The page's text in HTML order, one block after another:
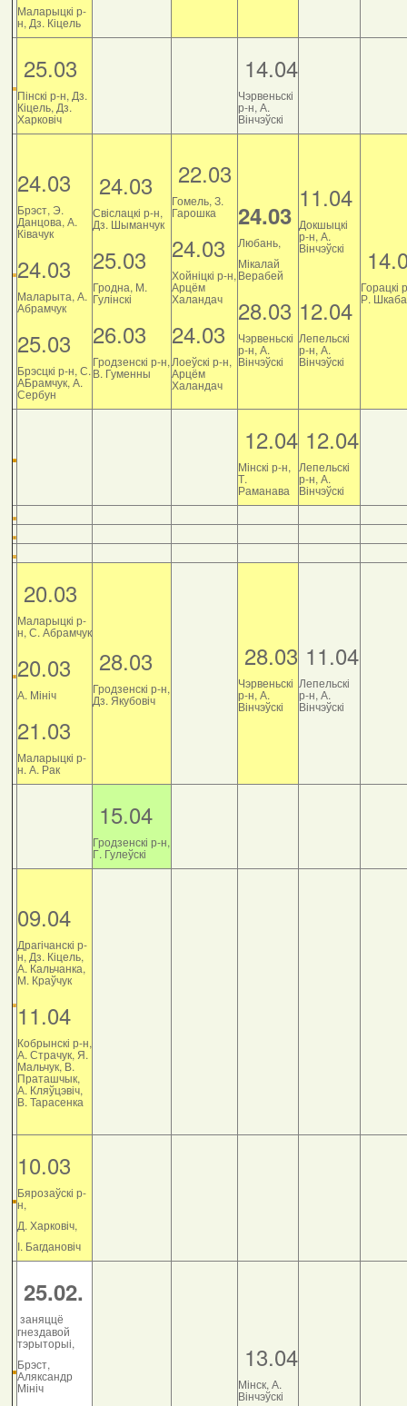
Маларыцкі р-
н, Дз. Кіцель
25.03
Пінскі р-н, Дз.
Кіцель, Дз.
Харковіч
14.04
Чэрвеньскі
р-н, А.
Вінчэўскі
24.03
Брэст, Э.
Данцова, А.
Ківачук
24.03
Маларыта, А.
Абрамчук
25.03
Брэсцкі р-н, С.
АБрамчук, А.
Сербун
24.03
Свіслацкі р-н,
Дз. Шыманчук
25.03
Гродна, М.
Гулінскі
26.03
Гродзенскі р-н,
В. Гуменны
22.03
Гомель, З.
Гарошка
24.03
Хойніцкі р-н,
Арцём
Халандач
24.03
Лоеўскі р-н,
Арцём
Халандач
24.03
Любань,
Мікалай
Верабей
28.03
Чэрвеньскі
р-н, А.
Вінчэўскі
11.04
Докшыцкі
р-н, А.
Вінчэўскі
12.04
Лепельскі
р-н, А.
Вінчэўскі
Горацкі
Р.
12.04
Мінскі р-н,
Т.
Раманава
12.04
Лепельскі
р-н, А.
Вінчэўскі
20.03
Маларыцкі р-
н, С. Абрамчук
20.03
А. Мініч
21.03
Маларыцкі р-
н. А. Рак
28.03
Гродзенскі р-н,
Дз. Якубовіч
28.03
Чэрвеньскі
р-н, А.
Вінчэўскі
11.04
Лепельскі
р-н, А.
Вінчэўскі
15.04
Гродзенскі р-н,
Г. Гулеўскі
09.04
Драгічанскі р-
н, Дз. Кіцель,
А. Кальчанка,
М. Краўчук
11.04
Кобрынскі р-н,
А. Страчук, Я.
Мальчук, В.
Праташчык,
А. Кляўцэвіч,
В. Тарасенка
10.03
Бярозаўскі р-
н,
Д. Харковіч,
І. Багдановіч
25.02.
заняццё
гнездавой
тэрыторыі,
Брэст,
Аляксандр
Мініч
13.04
Мінск, А.
Вінчэўскі